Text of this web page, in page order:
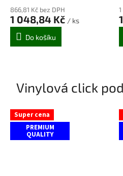
produktu
je
5,0
866,81 Kč bez DPH
1 048,84 Kč / ks
Do košíku
je
Vinylová click
Super cena
PREMIUM
QUALITY